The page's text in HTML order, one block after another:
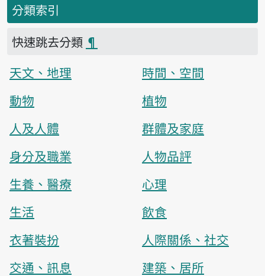
分類索引
快速跳去分類 ¶
天文、地理
時間、空間
動物
植物
人及人體
群體及家庭
身分及職業
人物品評
生養、醫療
心理
生活
飲食
衣著裝扮
人際關係、社交
交通、訊息
建築、居所